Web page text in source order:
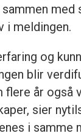
med
i meldingen.
og
blir
flere år også
sier
i samme